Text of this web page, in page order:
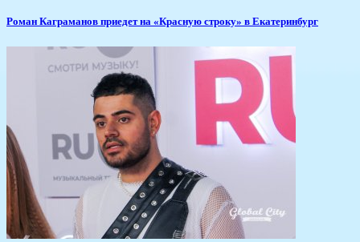
​Роман Каграманов приедет на «Красную строку» в Екатеринбург